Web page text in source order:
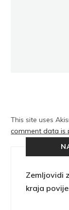
This site uses
comment data is
Zemljovidi
kraja